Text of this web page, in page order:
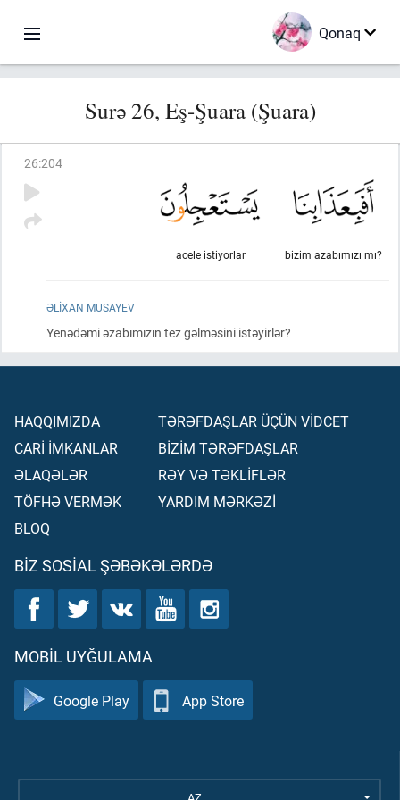
Qonaq
Surə 26, Eş-Şuara (Şuara)
26:204
bizim azabımızı mı?
acele istiyorlar
ƏLIXAN MUSAYEV
Yenədəmi əzabımızın tez gəlməsini istəyirlər?
HAQQIMIZDA
CARİ İMKANLAR
ƏLAQƏLƏR
TÖFHƏ VERMƏK
BLOQ
TƏRƏFDAŞLAR ÜÇÜN VİDCET
BİZİM TƏRƏFDAŞLAR
RƏY VƏ TƏKLİFLƏR
YARDIM MƏRKƏZİ
BIZ SOSIAL ŞƏBƏKƏLƏRDƏ
MOBIL UYĞULAMA
Google Play App Store